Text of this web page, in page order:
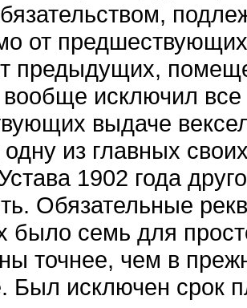
от
предыдущих,
исключил
выдаче
из главных
1902 года
Обязательные
было семь для
точнее, чем в
Был исключен срок